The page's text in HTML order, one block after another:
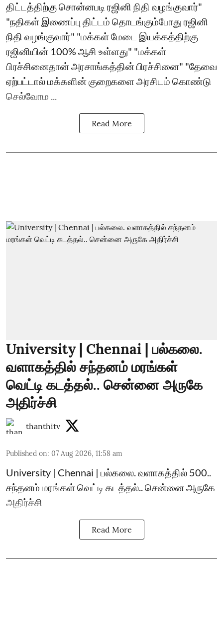
திட்டத்திற்கு சொன்னபடி ரஜினி நிதி வழங்குவார்"
"நதிகள் இணைப்பு திட்டம் தொடங்கும்போது ரஜினி
நிதி வழங்குவார்" "மக்கள் மேடை இயக்கத்திற்கு
ரஜினியின் 100% ஆசி உள்ளது" "மக்கள்
பிரச்சினைதான் அரசாங்கத்தின் பிரச்சினை" "தேவை
ஏற்பட்டால் மக்களின் குறைகளை அரசிடம் கொண்டு
செல்வோம ...
Read More
University | Chennai | பல்கலை.
வளாகத்தில் சந்தனம் மரங்கள்
வெட்டி கடத்தல்.. சென்னை அருகே
அதிர்ச்சி
thanthitv
Published on: 07 Aug 2026, 11:58 am
University | Chennai | பல்கலை. வளாகத்தில் 500..
சந்தனம் மரங்கள் வெட்டி கடத்தல்.. சென்னை அருகே
அதிர்ச்சி
Read More